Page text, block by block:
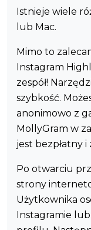
Istnieje wiele
lub Mac.
Mimo to
Instagram
zespół!
szybkość.
anonimowo z
MollyGram w
jest bezpłatny i
Po otwarciu
strony
Użytkownika
Instagramie